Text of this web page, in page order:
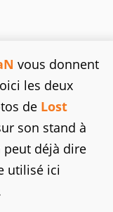
vous donnent
les deux
de Lost
son stand à
peut déjà dire
utilisé ici